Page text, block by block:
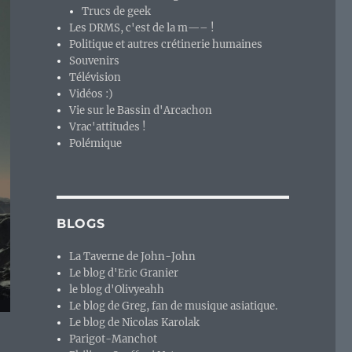
voici celui de la transparence… »
Trucs de geek
Les DRMS, c'est de la m—– !
Politique et autres crétinerie humaines
Souvenirs
Télévision
Vidéos :)
Vie sur le Bassin d'Arcachon
Vrac'attitudes !
Polémique
BLOGS
La Taverne de John-John
Le blog d'Eric Granier
le blog d'Olivyeahh
Le blog de Greg, fan de musique asiatique.
Le blog de Nicolas Karolak
Parigot-Manchot